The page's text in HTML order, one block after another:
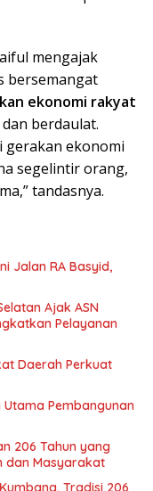
mengajak
bersemangat
ekonomi rakyat
berdaulat.
gerakan ekonomi
segelintir orang,
tandasnya.
Jalan RA Basyid,
Ajak ASN
Pelayanan
Daerah Perkuat
Pembangunan
206 Tahun yang
dan Masyarakat
Tradisi 206